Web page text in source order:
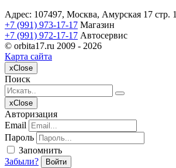
Адрес: 107497, Москва, Амурская 17 стр. 1
+7 (991) 973-17-17 Магазин
+7 (991) 972-17-17 Автосервис
© orbita17.ru 2009 - 2026
Карта сайта
xClose
Поиск
xClose
Авторизация
Email
Пароль
Запомнить
Забыли?
Войти